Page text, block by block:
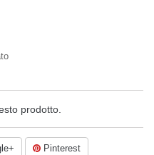
prodotto.
Pinterest